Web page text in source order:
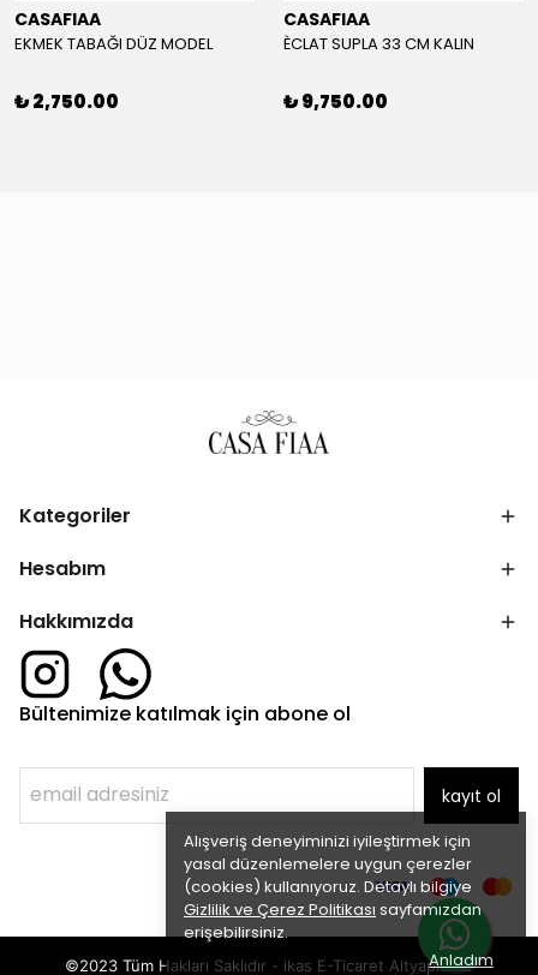
Alışveriş deneyiminizi iyileştirmek için
yasal düzenlemelere uygun çerezler
(cookies) kullanıyoruz. Detaylı bilgiye
Gizlilik ve Çerez Politikası sayfamızdan
erişebilirsiniz.
Anladım
CASAFIAA
EKMEK TABAĞI DÜZ MODEL
₺ 2,750.00
CASAFIAA
ÈCLAT SUPLA 33 CM KALIN
₺ 9,750.00
Kategoriler
Hesabım
Hakkımızda
Bültenimize katılmak için abone ol
kayıt ol
©2023 Tüm Hakları Saklıdır - ikas E-Ticaret Altyapısı ile